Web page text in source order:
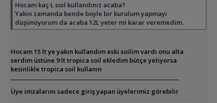
Hocam kaç L soil kullandınız acaba?
Yakin zamanda bende boyle bir kurulum yapmayi
düşünüyorum da acaba 12L yeter mi karar veremedim.
Hocam 15 lt ye yakın kullandım eski soilim vardı onu alta
serdim üstüne 9 lt tropica soil ekledim bütçe yetiyorsa
kesinlikle tropica soil kullanın
Üye imzalarını sadece giriş yapan üyelerimiz görebilir